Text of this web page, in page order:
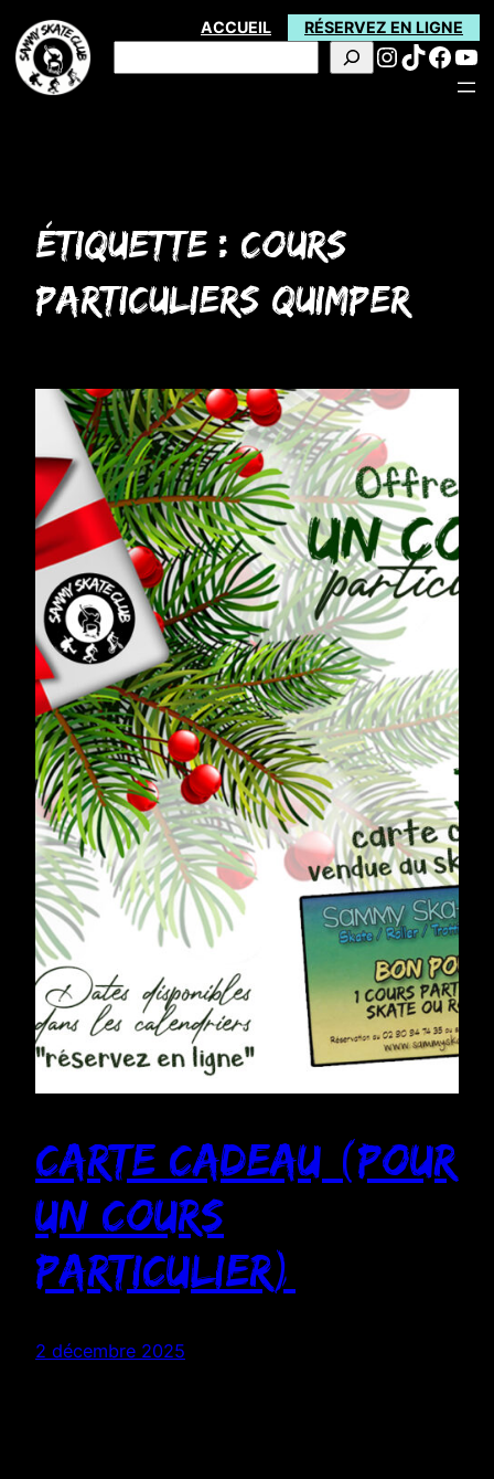
Aller
au
contenu
ACCUEIL RÉSERVEZ EN LIGNE
TikTok
Étiquette : cours
particuliers quimper
Carte cadeau (pour
un cours
particulier)
2 décembre 2025